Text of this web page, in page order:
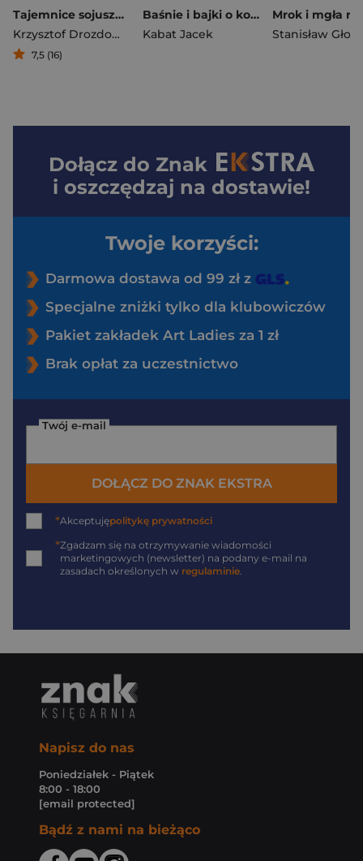
Tajemnice sojuszników Hitlera
Krzysztof Drozdowski
7,5 (16)
Baśnie i bajki o kotach. Wierzenia i zwyczaje
Kabat Jacek
Stanisław
Dołącz do Znak
i oszczędzaj na dostawie!
Twoje korzyści:
Darmowa dostawa od 99 zł z
Specjalne zniżki tylko dla klubowiczów
Pakiet zakładek Art Ladies za 1 zł
Brak opłat za uczestnictwo
Twój e-mail
DOŁĄCZ DO ZNAK EKSTRA
*Akceptujępolitykę prywatności
*Zgadzam się na otrzymywanie wiadomości
marketingowych (newsletter) na podany e-mail na
zasadach określonych w regulaminie.
Napisz do nas
Poniedziałek - Piątek
8:00 - 18:00
[email protected]
Bądź z nami na bieżąco